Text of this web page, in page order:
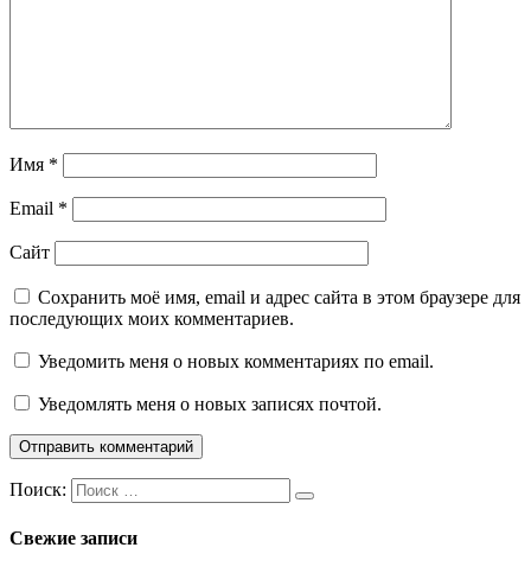
Имя *
Email *
Сайт
Сохранить моё имя, email и адрес сайта в этом браузере для
последующих моих комментариев.
Уведомить меня о новых комментариях по email.
Уведомлять меня о новых записях почтой.
Поиск:
Свежие записи